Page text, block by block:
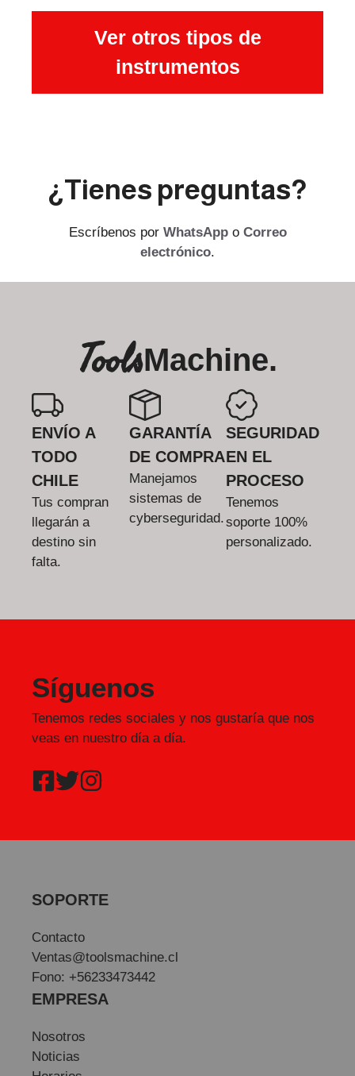
Ver otros tipos de
instrumentos
¿Tienes preguntas?
Escríbenos por WhatsAppo Correo
electrónico.
ToolsMachine.
ENVÍO A
TODO
CHILE
Tus compran
llegarán a
destino sin
falta.
GARANTÍA
DE COMPRA
Manejamos
sistemas de
cyberseguridad.
SEGURIDAD
EN EL
PROCESO
Tenemos
soporte 100%
personalizado.
Síguenos
Tenemos redes sociales y nos gustaría que nos
veas en nuestro día a día.
SOPORTE
Contacto
Ventas@toolsmachine.cl
Fono: +56233473442
EMPRESA
Nosotros
Noticias